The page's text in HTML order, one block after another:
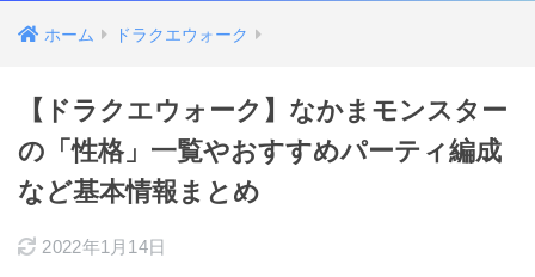
ホーム ドラクエウォーク
【ドラクエウォーク】なかまモンスター
の「性格」一覧やおすすめパーティ編成
など基本情報まとめ
2022年1月14日